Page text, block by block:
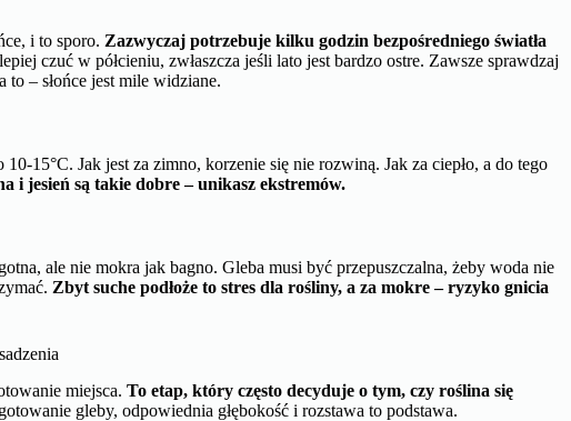
i to sporo.Zazwyczaj potrzebuje kilku godzin bezpośredniego światła
czuć w półcieniu, zwłaszcza jeśli lato jest bardzo ostre. Zawsze sprawdzaj
to – słońce jest mile widziane.
15°C. Jak jest za zimno, korzenie się nie rozwiną. Jak za ciepło, a do tego
i jesień są takie dobre – unikasz ekstremów.
ale nie mokra jak bagno. Gleba musi być przepuszczalna, żeby woda nie
Zbyt suche podłoże to stres dla rośliny, a za mokre – ryzyko gnicia
miejsca.To etap, który często decyduje o tym, czy roślina się
gleby, odpowiednia głębokość i rozstawa to podstawa.